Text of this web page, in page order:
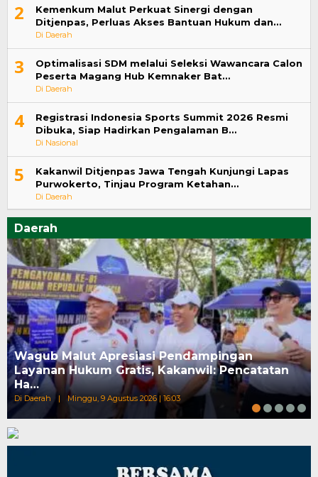
2
Kemenkum Malut Perkuat Sinergi dengan
Ditjenpas, Perluas Akses Bantuan Hukum dan…
Di Daerah
3
Optimalisasi SDM melalui Seleksi Wawancara Calon
Peserta Magang Hub Kemnaker Bat…
Di Daerah
4
Registrasi Indonesia Sports Summit 2026 Resmi
Dibuka, Siap Hadirkan Pengalaman B…
Di Nasional
5
Kakanwil Ditjenpas Jawa Tengah Kunjungi Lapas
Purwokerto, Tinjau Program Ketahan…
Di Daerah
Daerah
Wagub Malut Apresiasi Pendampingan
Layanan Hukum Gratis, Kakanwil: Pencatatan
Ha…
Di Daerah | Minggu, 9 Agustus 2026 | 16:03